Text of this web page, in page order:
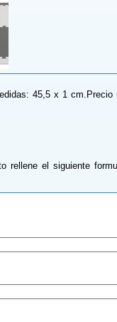
45,5 x 1 cm.Precio
rellene el siguiente